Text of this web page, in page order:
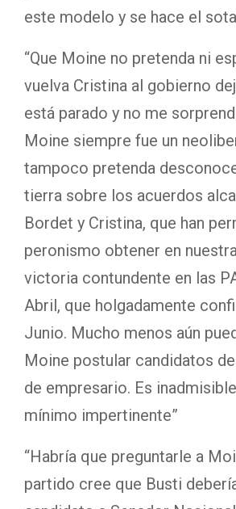
este modelo y se hace el
“Que Moine no pretenda ni
vuelva Cristina al gobierno
está parado y no me
Moine siempre fue un
tampoco pretenda
tierra sobre los acuerdos
Bordet y Cristina, que han
peronismo obtener en
victoria contundente en las
Abril, que holgadamente
Junio. Mucho menos aún
Moine postular candidatos
de empresario. Es
mínimo impertinente”
“Habría que preguntarle a
partido cree que Busti